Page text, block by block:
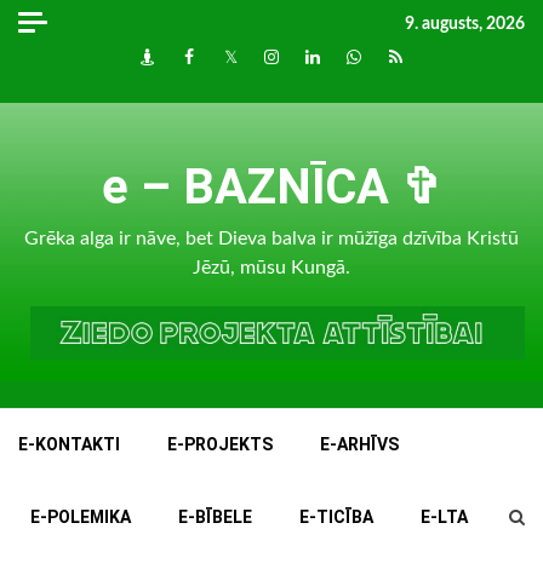
Skip
9. augusts, 2026
DraugiemFacebook
TwitterInstagram
LinkedInwhatsapp
RSS
e – BAZNĪCA ✞
Grēka alga ir nāve, bet Dieva balva ir mūžīga dzīvība Kristū
Jēzū, mūsu Kungā.
E-KONTAKTI E-PROJEKTS E-ARHĪVS
E-POLEMIKA E-BĪBELE E-TICĪBA E-LTA